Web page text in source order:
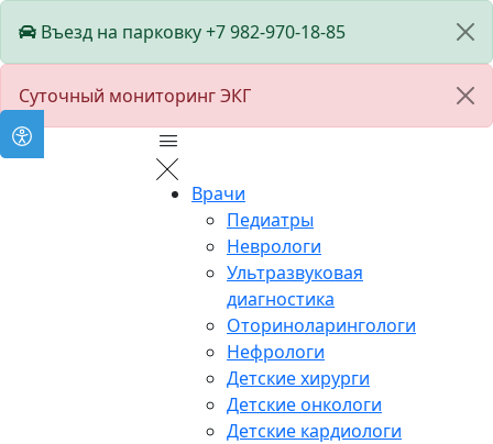
Въезд на парковку +7 982-970-18-85
Суточный мониторинг ЭКГ
Врачи
Педиатры
Неврологи
Ультразвуковая
диагностика
Оториноларингологи
Нефрологи
Детские хирурги
Детские онкологи
Детские кардиологи